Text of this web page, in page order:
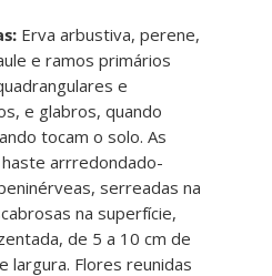
Erva arbustiva, perene,
e ramos primários
e
e glabros, quando
tocam o solo. As
arrredondado-
serreadas na
na superfície,
de 5 a 10 cm de
largura. Flores reunidas